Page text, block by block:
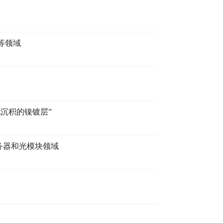
领域
积的镍镀层”
器和光模块领域